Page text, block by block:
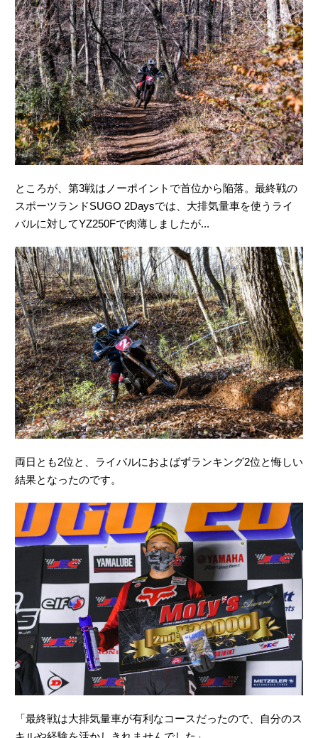
ところが、第3戦はノーポイントで首位から陥落。最終戦の
スポーツランドSUGO 2Daysでは、大排気量車を使うライ
バルに対してYZ250Fで肉薄しましたが...
両日とも2位と、ライバルにおよばずランキング2位と悔しい
結果となったのです。
「最終戦は大排気量車が有利なコースだったので、自分のス